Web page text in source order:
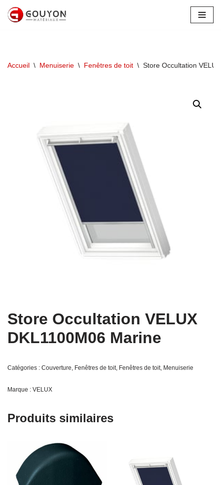
Accueil \ Menuiserie \ Fenêtres de toit \ Store Occultation
Store Occultation VELUX
DKL1100M06 Marine
Catégories : Couverture, Fenêtres de toit, Fenêtres de toit, Menuiserie
Marque : VELUX
Produits similaires